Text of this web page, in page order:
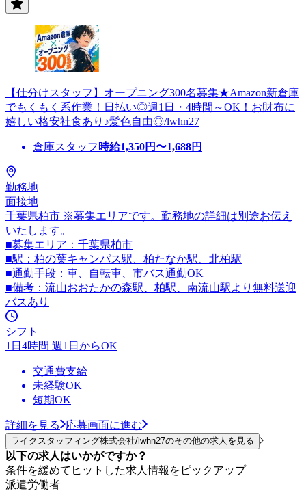
【仕分けスタッフ】オープニング300名募集★Amazon新倉庫
でもくもく系作業！日払い◎週1日・4時間～OK！お財布に
嬉しい格安社食あり♪髪色自由◎/lwhn27
倉庫スタッフ 時給1,350円〜1,688円
勤務地
面接地
千葉県柏市 ※募集エリアです。勤務地の詳細は別途お伝え
いたします。
■募集エリア：千葉県柏市
■駅：柏の葉キャンパス駅、柏たなか駅、北柏駅
■通勤手段：車、自転車、市バス通勤OK
■備考：流山おおたかの森駅、柏駅、南流山駅より無料送迎
バスあり
シフト
1日4時間 週1日からOK
交通費支給
未経験OK
短期OK
詳細を見る 応募画面に進む
ライクスタッフィング株式会社/lwhn27のその他の求人を見る
以下の求人はいかがですか？
条件を緩めてヒットした求人情報をピックアップ
派遣労働者